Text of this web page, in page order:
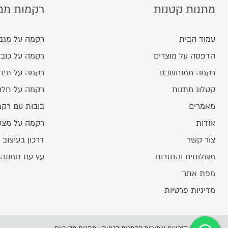
מתנות קטנות
עמוד הבית
הדפסה על מוצרים
רקמה ממוחשבת
קטלוג מתנות
מאמרים
אודות
צור קשר
משלוחים והחזרות
מפת אתר
מדיניות פרטיות
רקמות
רקמה על
רקמה על
רקמה על
רקמה על
בובות עם
רקמה על
דרכון
עץ עם תמונה